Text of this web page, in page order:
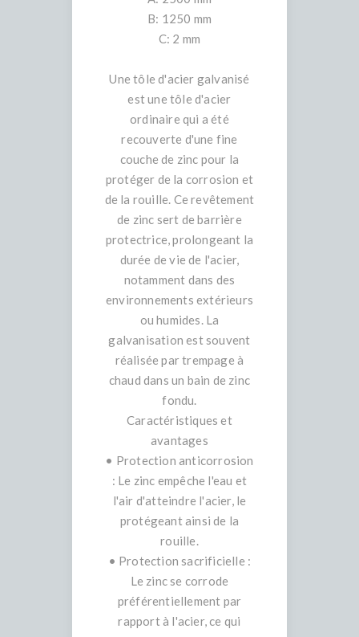
B: 1250 mm
C: 2 mm
Une tôle d'acier galvanisé
est une tôle d'acier
ordinaire qui a été
recouverte d'une fine
couche de zinc pour la
protéger de la corrosion et
de la rouille. Ce revêtement
de zinc sert de barrière
protectrice, prolongeant la
durée de vie de l'acier,
notamment dans des
environnements extérieurs
ou humides. La
galvanisation est souvent
réalisée par trempage à
chaud dans un bain de zinc
fondu.
Caractéristiques et
avantages
• Protection anticorrosion
: Le zinc empêche l'eau et
l'air d'atteindre l'acier, le
protégeant ainsi de la
rouille.
• Protection sacrificielle :
Le zinc se corrode
préférentiellement par
rapport à l'acier, ce qui